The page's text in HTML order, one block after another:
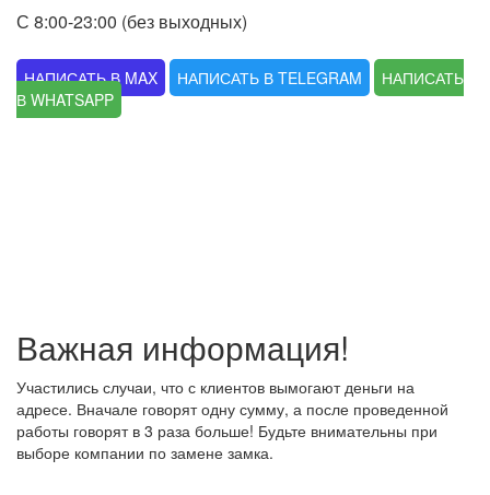
С 8:00-23:00 (без выходных)
НАПИСАТЬ В MAX НАПИСАТЬ В TELEGRAM
НАПИСАТЬ
В WHATSAPP
Важная информация!
Участились случаи, что с клиентов вымогают деньги на
адресе. Вначале говорят одну сумму, а после проведенной
работы говорят в 3 раза больше! Будьте внимательны при
выборе компании по замене замка.